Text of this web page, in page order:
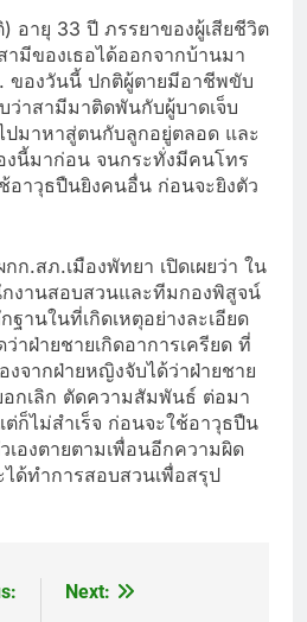
อายุ 33 ปี ภรรยาของผู้เสียชีวิต
ามีของเธอได้ออกจากบ้านมา
ของวันนี้ ปกติผู้ตายมีอาชีพขับ
ว่าสามีมาติดพันกับผู้บาดเจ็บ
ปมาหาสู่ตนกับลูกอยู่ตลอด และ
งนี้มาก่อน จนกระทั่งมีคนโทร
อาวุธปืนยิงคนอื่น ก่อนจะยิงตัว
ก.สภ.เมืองพัทยา เปิดเผยว่า ใน
กงานสอบสวนและทีมกองพิสูจน์
านในที่เกิดเหตุอย่างละเอียด
าฝ่ายชายเกิดอาการเครียด ที่
งจากฝ่ายหญิงจับได้ว่าฝ่ายชาย
กเลิก ตัดความสัมพันธ์ ต่อมา
ก็ไม่สำเร็จ ก่อนจะใช้อาวุธปืน
เองตายตามเพื่อนอีกความผิด
ได้ทำการสอบสวนเพื่อสรุป
Next: